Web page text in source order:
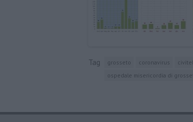
Tag grosseto coronavirus
ospedale misericordia di